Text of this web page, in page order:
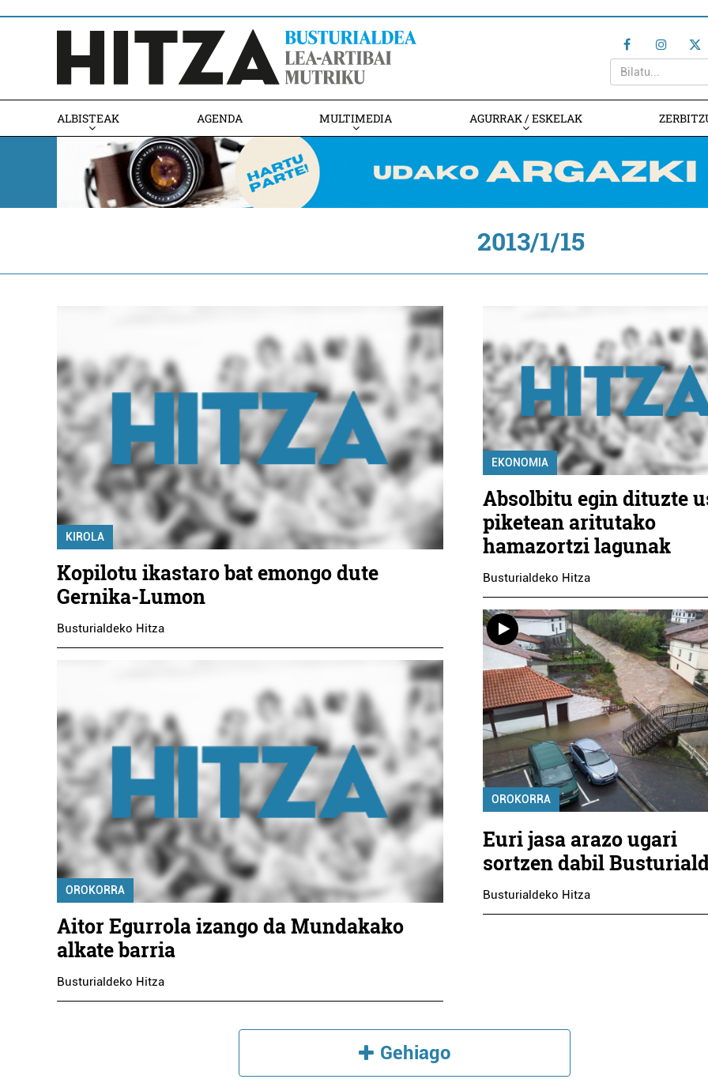
ALBISTEAK AGENDA MULTIMEDIA AGURRAK / ESKELAK
2013/1/15
KIROLA
Kopilotu ikastaro bat emongo dute
Gernika-Lumon
Busturialdeko Hitza
OROKORRA
Aitor Egurrola izango da Mundakako
alkate barria
Busturialdeko Hitza
EKONOMIA
Absolbitu egin dituzte
piketean aritutako
hamazortzi lagunak
Busturialdeko Hitza
OROKORRA
Euri jasa arazo ugari
sortzen dabil
Busturialdeko Hitza
Gehiago